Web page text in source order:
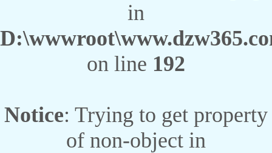
in
on line 192
Notice: Trying to get property
of non-object in